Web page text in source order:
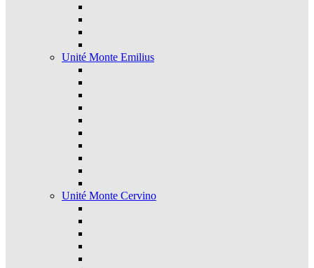
Unité Monte Emilius
Unité Monte Cervino